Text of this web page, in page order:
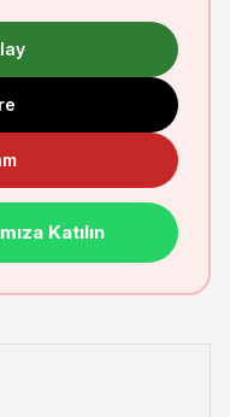
Katılın